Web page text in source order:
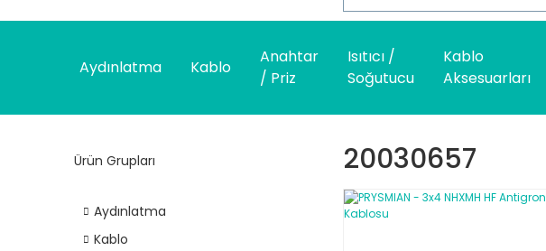
Aydınlatma Kablo
Anahtar
/ Priz
Isıtıcı /
Soğutucu
Kablo
Aksesuarları
Ürün Grupları
Aydınlatma
Kablo
20030657